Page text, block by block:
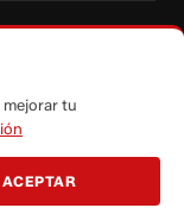
de Vistazo.com.
tu
ACEPTAR